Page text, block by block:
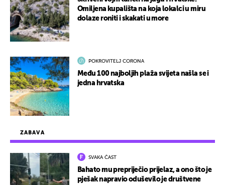
ZABAVA
SVAKA ČAST
Bahato mu prepriječio prijelaz, a ono što je
pješak napravio oduševilo je društvene
Omiljena kupališta na koja lokalci u miru
dolaze roniti i skakati u more
POKROVITELJ CORONA
Među 100 najboljih plaža svijeta našla se i
jedna hrvatska